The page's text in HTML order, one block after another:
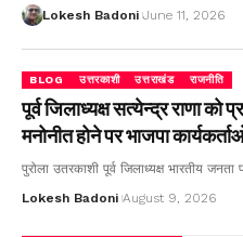
Lokesh Badoni June 11, 2026
BLOG उत्तरकाशी उत्तराखंड राजनीति
पूर्व जिलाध्यक्ष सत्येन्द्र राणा को
मनोनीत होने पर भाजपा
पुरोला उतरकाशी पूर्व जिलाध्यक्ष भारतीय जनता
Lokesh Badoni August 9, 2026